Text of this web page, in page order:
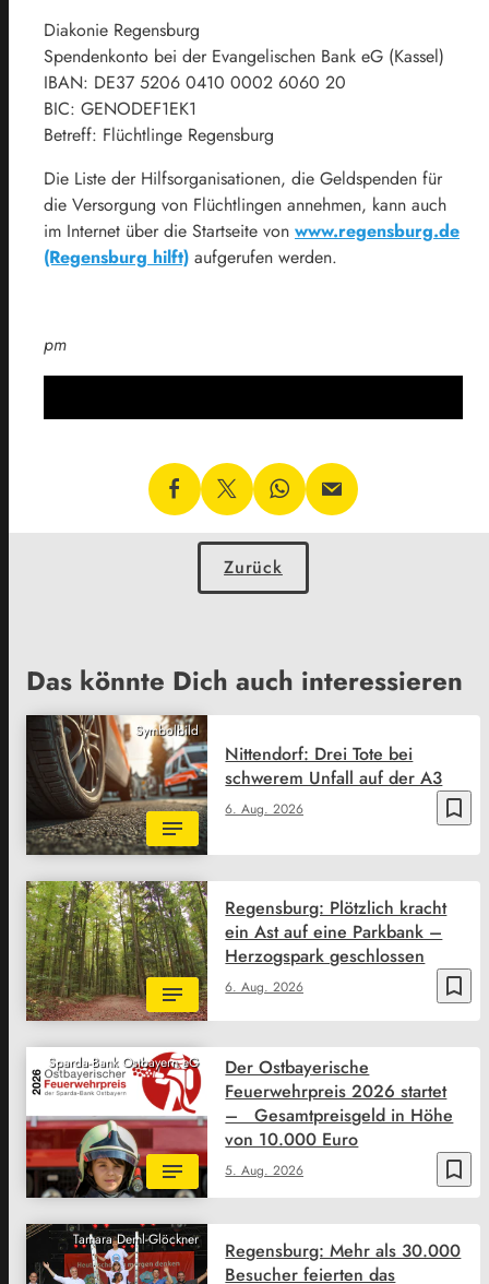
Diakonie Regensburg
Spendenkonto bei der Evangelischen Bank eG (Kassel)
IBAN: DE37 5206 0410 0002 6060 20
BIC: GENODEF1EK1
Betreff: Flüchtlinge Regensburg
Die Liste der Hilfsorganisationen, die Geldspenden für
die Versorgung von Flüchtlingen annehmen, kann auch
im Internet über die Startseite von www.regensburg.de
(Regensburg hilft) aufgerufen werden.
pm
Zurück
Das könnte Dich auch interessieren
Symbolbild
bookmark_border
6. Aug. 2026
Nittendorf: Drei Tote bei
schwerem Unfall auf der A3
bookmark_border
6. Aug. 2026
Regensburg: Plötzlich kracht
ein Ast auf eine Parkbank –
Herzogspark geschlossen
Sparda-Bank Ostbayern eG
bookmark_border
5. Aug. 2026
Der Ostbayerische
Feuerwehrpreis 2026 startet
– Gesamtpreisgeld in Höhe
von 10.000 Euro
Tamara Deml-Glöckner
Regensburg: Mehr als 30.000
Besucher feierten das